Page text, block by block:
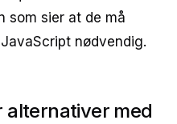
som sier at de må
nødvendig.
med